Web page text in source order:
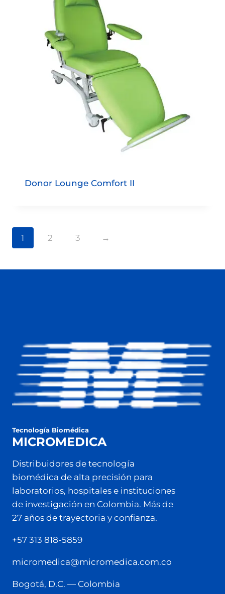
Donor Lounge Comfort II
1 2 3 →
Tecnología Biomédica
MICROMEDICA
Distribuidores de tecnología
biomédica de alta precisión para
laboratorios, hospitales e instituciones
de investigación en Colombia. Más de
27 años de trayectoria y confianza.
+57 313 818-5859
micromedica@micromedica.com.co
Bogotá, D.C. — Colombia